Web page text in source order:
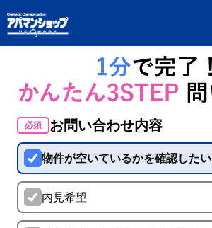
必須 お問い合わせ内容
物件が空いているかを確認したい
内見希望